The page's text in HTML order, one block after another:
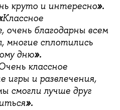
круто и интересно».
Классное
очень благодарны всем
многие сплотились
дню».
классное
игры и развлечения,
смогли лучше друг
».